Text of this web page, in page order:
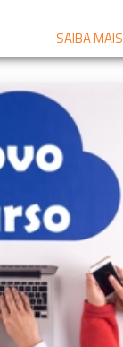
SAIBA MAIS